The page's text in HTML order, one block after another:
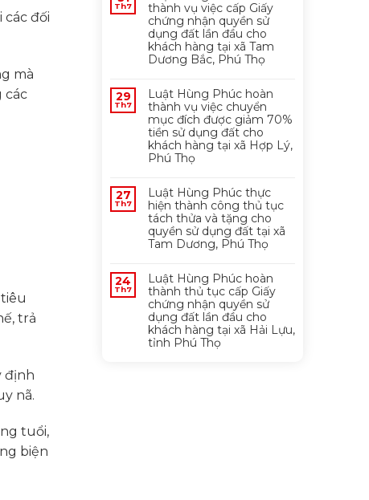
các đối
mà
các
trả
định
nã.
tuổi,
biện
Th7
thành vụ việc cấp Giấy
chứng nhận quyền sử
dụng đất lần đầu cho
khách hàng tại xã Tam
Dương Bắc, Phú Thọ
29
Th7
Luật Hùng Phúc hoàn
thành vụ việc chuyển
mục đích được giảm 70%
tiền sử dụng đất cho
khách hàng tại xã Hợp Lý,
Phú Thọ
27
Th7
Luật Hùng Phúc thực
hiện thành công thủ tục
tách thửa và tặng cho
quyền sử dụng đất tại xã
Tam Dương, Phú Thọ
24
Th7
Luật Hùng Phúc hoàn
thành thủ tục cấp Giấy
chứng nhận quyền sử
dụng đất lần đầu cho
khách hàng tại xã Hải Lựu,
tỉnh Phú Thọ